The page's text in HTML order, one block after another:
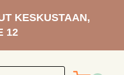
KESKUSTAAN,
12